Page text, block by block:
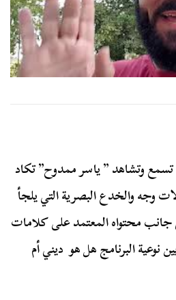
تسمع وتشاهد ” ياسر ممدوح” تكاد
وجه والخدع البصرية التي يلجأ
جانب محتواه المعتمد على كلامات
نوعية البرنامج هل هو ديني أم